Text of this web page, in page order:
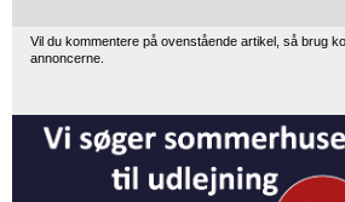
Vil du kommentere på ovenstående artikel, så brug
annoncerne.